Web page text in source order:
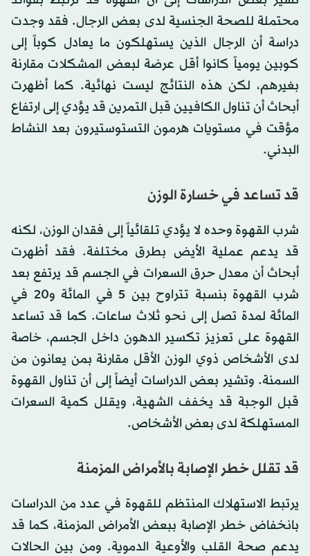
محتملة للصحة الجنسية لدى بعض الرجال. فقد وجدت
دراسة أن الرجال الذين يستهلكون ما يعادل كوباً إلى
كوبين يومياً كانوا أقل عرضة لبعض المشكلات مقارنة
بغيرهم، لكن هذه النتائج ليست نهائية. كما أظهرت
أبحاث أن تناول الكافيين قبل التمرين قد يؤدي إلى ارتفاع
مؤقت في مستويات هرمون التستوستيرون بعد النشاط
البدني.
قد تساعد في خسارة الوزن
شرب القهوة وحده لا يؤدي تلقائياً إلى فقدان الوزن، لكنه
قد يدعم عملية الأيض بطرق مختلفة. فقد أظهرت
أبحاث أن معدل حرق السعرات في الجسم قد يرتفع بعد
شرب القهوة بنسبة تتراوح بين 5 في المائة و20 في
المائة لمدة تصل إلى نحو ثلاث ساعات. كما قد تساعد
القهوة على تعزيز تكسير الدهون داخل الجسم، خاصة
لدى الأشخاص ذوي الوزن الأقل مقارنة بمن يعانون من
السمنة. وتشير بعض الدراسات أيضاً إلى أن تناول القهوة
قبل الوجبة قد يخفف الشهية، ويقلل كمية السعرات
المستهلكة لدى بعض الأشخاص.
قد تقلل خطر الإصابة بالأمراض المزمنة
يرتبط الاستهلاك المنتظم للقهوة في عدد من الدراسات
بانخفاض خطر الإصابة ببعض الأمراض المزمنة، كما قد
يدعم صحة القلب والأوعية الدموية. ومن بين الحالات